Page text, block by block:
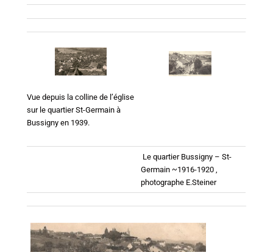
Vue depuis la colline de l’église
sur le quartier St-Germain à
Bussigny en 1939.
Le quartier Bussigny – St-
Germain ~1916-1920 ,
photographe E.Steiner